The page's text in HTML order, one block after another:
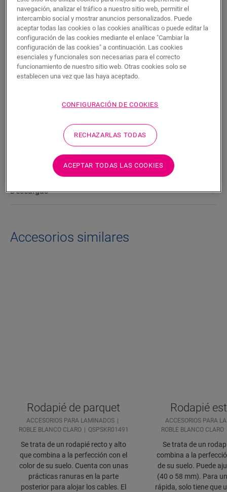
Características del producto
Este rodapié Scotia es un rodapié discreto que combina a la
perfección con el color de su suelo. Un rodapié Scotia también
puede resultar útil como remate en combinación con rodapiés
ya existentes. Es fácil de instalar con la cola One4All. Para
de espuma, el Hydrokit y el Hydrostrip. Este rodapié Scotia
Dimensiones
Descargas
Accesorios similares
Rodapié de parquet
ACCESORIOS PARA LAMINADOS
ROBLE BLANCO CLARO
QSPSKR01491
Se trata de un rodapié recto y alto
que combina a la perfección con el
color de su suelo. Cuenta con unas
prácticas ranuras en la parte
posterior para alojar los cables. El
Rodapié
ACCESORIOS PARA
ROBLE BLANCO CLARO
Se trata de un
combina a la
de su suelo. Puede
(40 o 58 mm). Para
rápida, solo tiene que
navegación, analizar el tráfico a nuestro sitio web, permitir el
intercambio social y mostrar anuncios personalizados. Puede
aceptar todas las cookies o las cookies analíticas o puede editar la
configuración de las cookies mediante el enlace "Cambiar la
configuración de las cookies" a continuación. Las cookies
esenciales y funcionales son necesarias para el correcto
funcionamiento de nuestro sitio web. Otras cookies solo se
establecen una vez que las haya aceptado.
CONFIGURACIÓN DE COOKIES
RECHAZARLAS TODAS
ACEPTAR TODAS LAS COOKIES